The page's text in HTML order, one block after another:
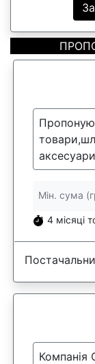
Пропоную
аксесуари
Мін. сума
4 місяці
Компанія